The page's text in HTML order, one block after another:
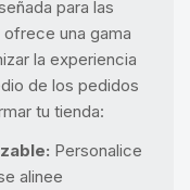
para las
una gama
la experiencia
de los pedidos
tu tienda:
Personalice
alinee